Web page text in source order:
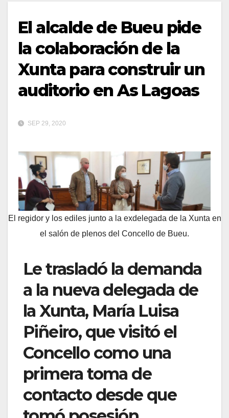
El alcalde de Bueu pide
la colaboración de la
Xunta para construir un
auditorio en As Lagoas
SEP 29, 2020
El regidor y los ediles junto a la exdelegada de la Xunta en
el salón de plenos del Concello de Bueu.
Le trasladó la demanda
a la nueva delegada de
la Xunta, María Luisa
Piñeiro, que visitó el
Concello como una
primera toma de
contacto desde que